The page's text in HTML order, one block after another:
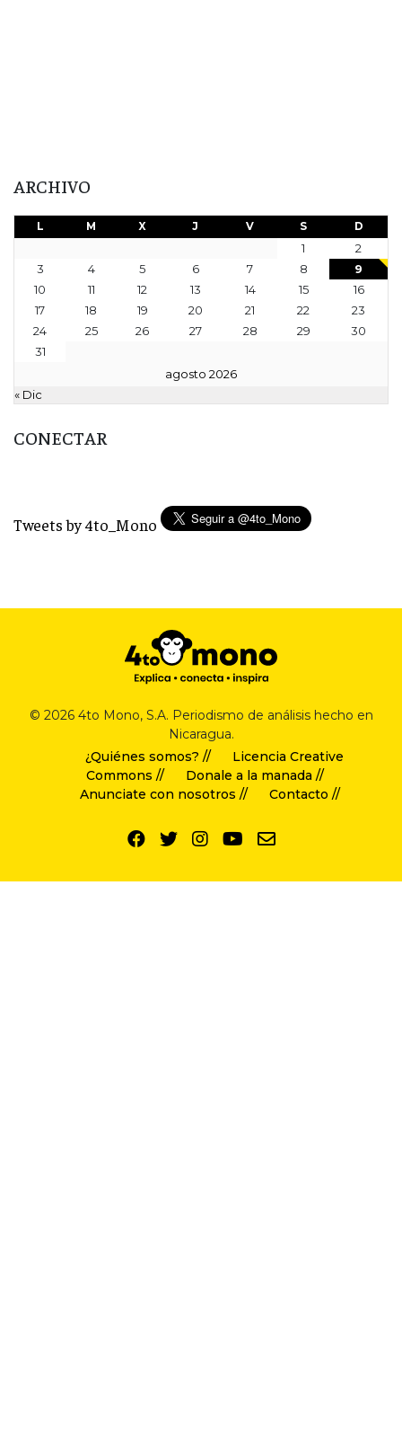
ARCHIVO
agosto 2026
L M X J V S D
1
2
3
4 5 6 7 8
9
10
11 12 13 14 15
16
17
18 19 20 21 22
23
24
25 26 27 28 29
30
31
« Dic
CONECTAR
Tweets by 4to_Mono
© 2026 4to Mono, S.A. Periodismo de análisis hecho en
Nicaragua.
¿Quiénes somos? //
Licencia Creative
Commons //
Donale a la manada //
Anunciate con nosotros //
Contacto //